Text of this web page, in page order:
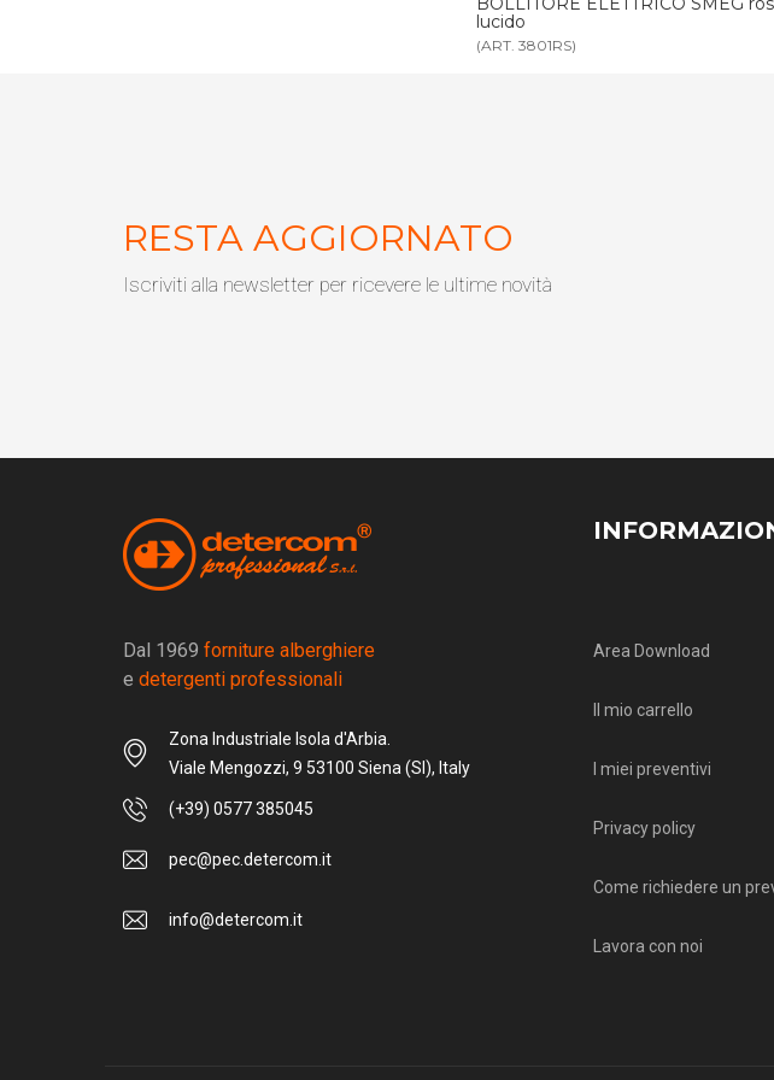
lucido
(ART. 3801VE)
RESTA AGGIORNATO
Iscriviti alla newsletter per ricevere le ultime novità
Dal 1969 forniture alberghiere
e detergenti professionali
Zona Industriale Isola d'Arbia.
Viale Mengozzi, 9 53100 Siena (SI), Italy
(+39) 0577 385045
pec@pec.detercom.it
info@detercom.it
Area Download
Il mio carrello
I miei preventivi
Privacy policy
Come richiedere un
Lavora con noi